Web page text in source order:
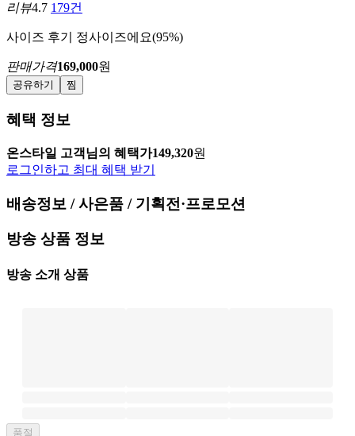
리뷰4.7 179건
사이즈 후기 정사이즈에요(95%)
판매가격169,000원
공유하기 찜
혜택 정보
온스타일 고객님의 혜택가149,320원
로그인하고 최대 혜택 받기
배송정보 / 사은품 / 기획전·프로모션
방송 상품 정보
방송 소개 상품
품절